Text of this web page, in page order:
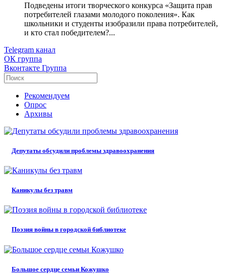
Подведены итоги творческого конкурса «Защита прав
потребителей глазами молодого поколения». Как
школьники и студенты изобразили права потребителей,
и кто стал победителем?...
Telegram канал
ОК группа
Вконтакте Группа
Рекомендуем
Опрос
Архивы
Депутаты обсудили проблемы здравоохранения
Каникулы без травм
Поэзия войны в городской библиотеке
Большое сердце семьи Кожушко